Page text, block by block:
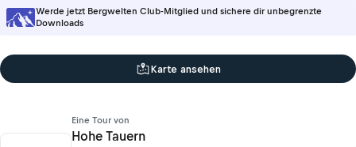
Werde jetzt Bergwelten Club-Mitglied und sichere dir unbegrenzte
Downloads
Karte ansehen
Eine Tour von
Hohe Tauern